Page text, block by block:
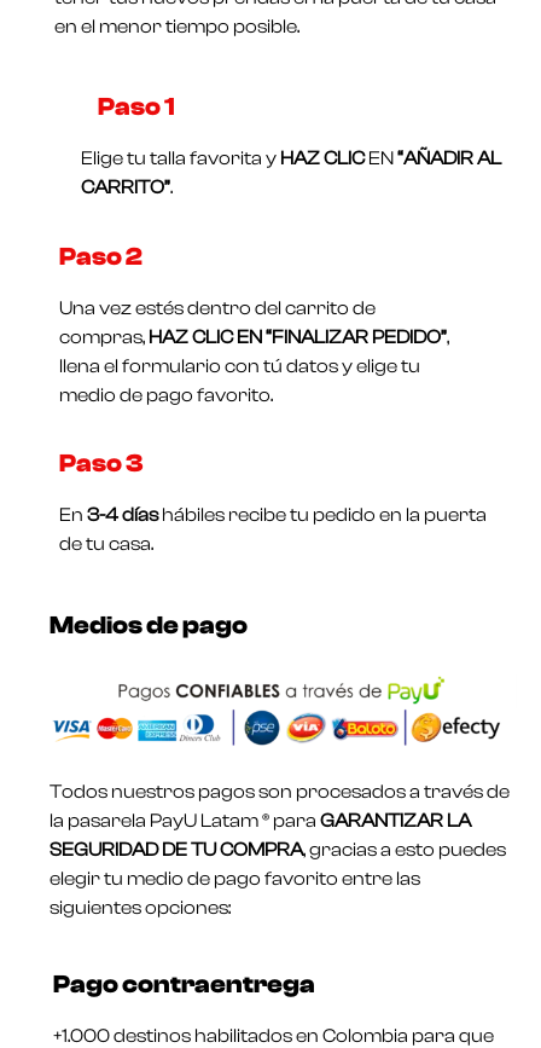
en el menor tiempo posible.
Paso 1​
Elige tu talla favorita y HAZ CLICEN “AÑADIR AL
CARRITO”.
Paso 2
Una vez estés dentro del carrito de
compras, HAZ CLIC EN “FINALIZAR PEDIDO”,
llena el formulario con tú datos y elige tu
medio de pago favorito.
Paso 3
En3-4 díashábiles recibe tu pedido en la puerta
de tu casa.
Medios de pago
Todos nuestros pagos son procesados a través de
la pasarela PayU Latam ® para GARANTIZAR LA
SEGURIDAD DE TU COMPRA, gracias a esto puedes
elegir tu medio de pago favorito entre las
siguientes opciones:
Pago contraentrega
+1.000 destinos habilitados en Colombia para que